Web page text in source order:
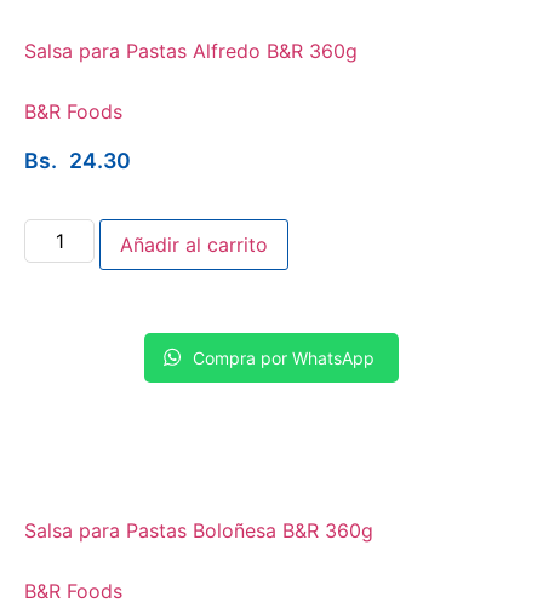
Salsa para Pastas Alfredo B&R 360g
B&R Foods
Bs. 24.30
Añadir al carrito
Compra por WhatsApp
Salsa para Pastas Boloñesa B&R 360g
B&R Foods